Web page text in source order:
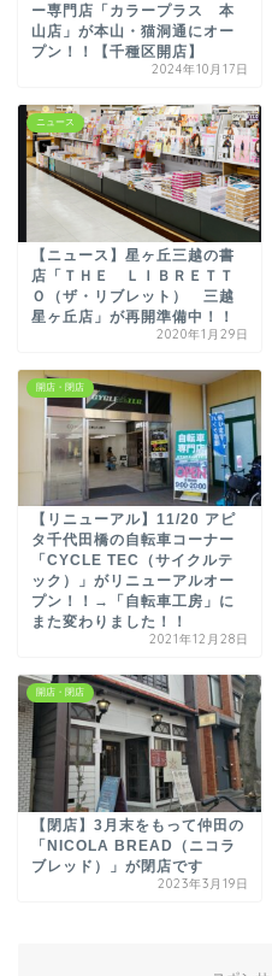
ー専門店「カラープラス 本
山店」が本山・猫洞通にオー
プン！！【千種区開店】
2024年10月17日
ニュース
【ニュース】星ヶ丘三越の書
店「ＴＨＥ ＬＩＢＲＥＴＴ
Ｏ（ザ・リブレット） 三越
星ヶ丘店」が再開準備中！！
2020年1月29日
開店・閉店
【リニューアル】11/20 アピ
タ千代田橋の自転車コーナー
「CYCLE TEC（サイクルテ
ック）」がリニューアルオー
プン！！→「自転車工房」に
また変わりました！！
2021年12月28日
開店・閉店
【閉店】3月末をもって仲田の
「NICOLA BREAD（ニコラ
ブレッド）」が閉店です
2023年3月19日